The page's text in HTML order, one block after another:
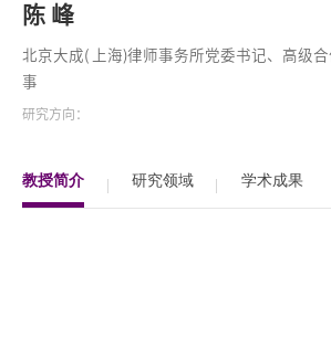
研究中心
信息服务
院长邮箱
陈 峰
北京大成( 上海)律师事务所党委书记、高级
事
研究方向：
教授简介 研究领域 学术成果